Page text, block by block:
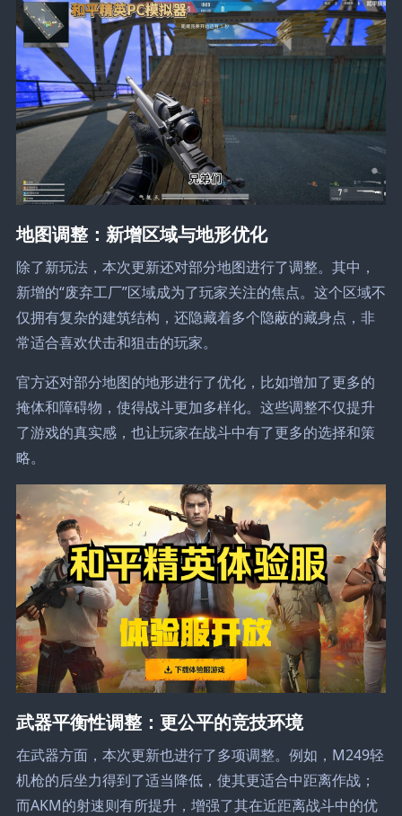
地图调整：新增区域与地形优化
除了新玩法，本次更新还对部分地图进行了调整。其中，
新增的“废弃工厂”区域成为了玩家关注的焦点。这个区域不
仅拥有复杂的建筑结构，还隐藏着多个隐蔽的藏身点，非
常适合喜欢伏击和狙击的玩家。
官方还对部分地图的地形进行了优化，比如增加了更多的
掩体和障碍物，使得战斗更加多样化。这些调整不仅提升
了游戏的真实感，也让玩家在战斗中有了更多的选择和策
略。
武器平衡性调整：更公平的竞技环境
在武器方面，本次更新也进行了多项调整。例如，M249轻
机枪的后坐力得到了适当降低，使其更适合中距离作战；
而AKM的射速则有所提升，增强了其在近距离战斗中的优